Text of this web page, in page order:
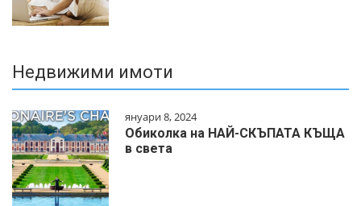
Недвижими имоти
януари 8, 2024
Обиколка на НАЙ-СКЪПАТА КЪЩА
в света